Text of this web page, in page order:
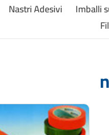
Nastri Adesivi Imballi